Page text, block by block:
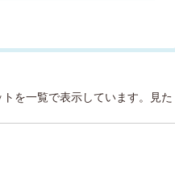
を一覧で表示しています。見た
27